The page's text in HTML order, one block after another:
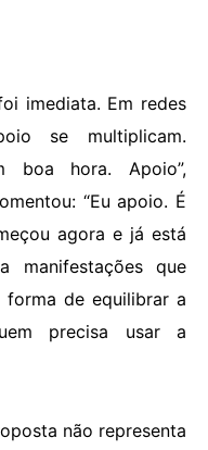
imediata. Em redes
se multiplicam.
boa hora. Apoio”,
“Eu apoio. É
agora e já está
manifestações que
de equilibrar a
precisa usar a
não representa